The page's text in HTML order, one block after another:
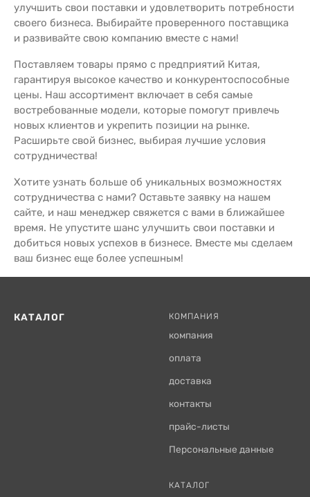
улучшить свои поставки и удовлетворить потребности
своего бизнеса. Выбирайте проверенного поставщика
и развивайте свою компанию вместе с нами!
Поставляем товары прямо с предприятий Китая,
гарантируя высокое качество и конкурентоспособные
цены. Наш ассортимент включает в себя самые
востребованные модели, которые помогут привлечь
новых клиентов и укрепить позиции на рынке.
Расширьте свой бизнес, выбирая лучшие условия
сотрудничества!
Хотите узнать больше об уникальных возможностях
сотрудничества с нами? Оставьте заявку на нашем
сайте, и наш менеджер свяжется с вами в ближайшее
время. Не упустите шанс улучшить свои поставки и
добиться новых успехов в бизнесе. Вместе мы сделаем
ваш бизнес еще более успешным!
КАТАЛОГ КОМПАНИЯ
компания
оплата
доставка
контакты
прайс-листы
Персональные данные
КАТАЛОГ